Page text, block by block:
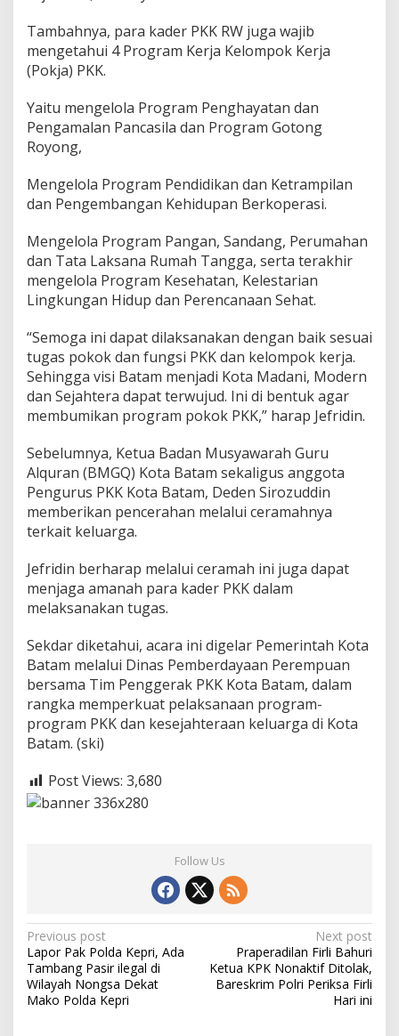
r
w
u
d
Tambahnya, para kader PKK RW juga wajib
mengetahui 4 Program Kerja Kelompok Kerja
(Pokja) PKK.
Yaitu mengelola Program Penghayatan dan
Pengamalan Pancasila dan Program Gotong
Royong,
Mengelola Program Pendidikan dan Ketrampilan
dan Pengembangan Kehidupan Berkoperasi.
Mengelola Program Pangan, Sandang, Perumahan
dan Tata Laksana Rumah Tangga, serta terakhir
mengelola Program Kesehatan, Kelestarian
Lingkungan Hidup dan Perencanaan Sehat.
“Semoga ini dapat dilaksanakan dengan baik sesuai
tugas pokok dan fungsi PKK dan kelompok kerja.
Sehingga visi Batam menjadi Kota Madani, Modern
dan Sejahtera dapat terwujud. Ini di bentuk agar
membumikan program pokok PKK,” harap Jefridin.
Sebelumnya, Ketua Badan Musyawarah Guru
Alquran (BMGQ) Kota Batam sekaligus anggota
Pengurus PKK Kota Batam, Deden Sirozuddin
memberikan pencerahan melalui ceramahnya
terkait keluarga.
Jefridin berharap melalui ceramah ini juga dapat
menjaga amanah para kader PKK dalam
melaksanakan tugas.
Sekdar diketahui, acara ini digelar Pemerintah Kota
Batam melalui Dinas Pemberdayaan Perempuan
bersama Tim Penggerak PKK Kota Batam, dalam
rangka memperkuat pelaksanaan program-
program PKK dan kesejahteraan keluarga di Kota
Batam. (ski)
Post Views: 3,680
Follow Us
P
o
s
t
Previous post
Lapor Pak Polda Kepri, Ada
Tambang Pasir ilegal di
Wilayah Nongsa Dekat
Mako Polda Kepri
Next post
Praperadilan Firli Bahuri
Ketua KPK Nonaktif Ditolak,
Bareskrim Polri Periksa Firli
Hari ini